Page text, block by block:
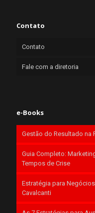
Contato
Contato
Fale com a diretoria
e-Books
Gestão do Resultado na
Guia Completo:
Tempos de Crise
Estratégia para
Cavalcanti